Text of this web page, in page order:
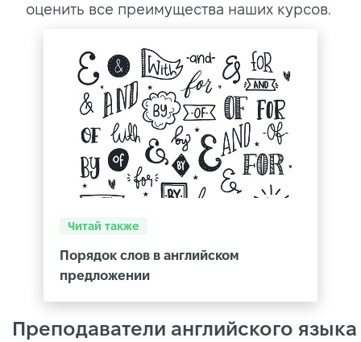
оценить все преимущества наших курсов.
Читай также
Порядок слов в английском
предложении
Преподаватели английского языка